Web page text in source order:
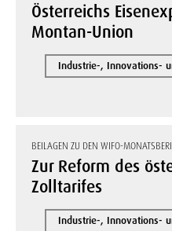
Österreichs
Montan-Union
Industrie-, Innovations-
BEILAGEN ZU DEN WIFO-
Zur Reform des
Zolltarifes
Industrie-, Innovations-